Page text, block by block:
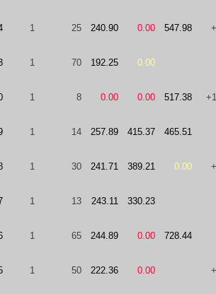
1 25 240.90 0.00 547.98
1 70 192.25 0.00
1 8 0.00 0.00 517.38
1 14 257.89 415.37 465.51
1 30 241.71 389.21 0.00
1 13 243.11 330.23
1 65 244.89 0.00 728.44
1 50 222.36 0.00